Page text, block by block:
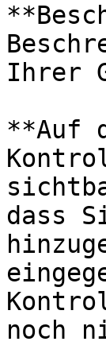
Ihrer
**Auf
dass
noch